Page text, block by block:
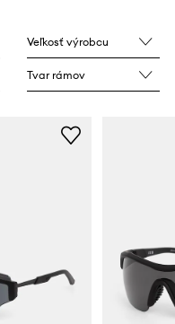
Veľkosť výrobcu
Tvar rámov